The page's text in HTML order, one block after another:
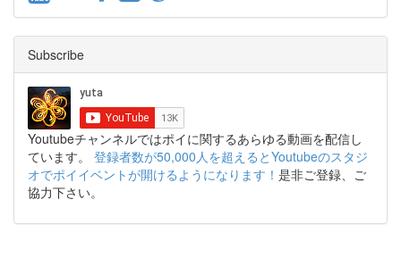
Subscribe
Youtubeチャンネルではポイに関するあらゆる動画を配信し
ています。 登録者数が50,000人を超えるとYoutubeのスタジ
オでポイイベントが開けるようになります！ 是非ご登録、ご
協力下さい。